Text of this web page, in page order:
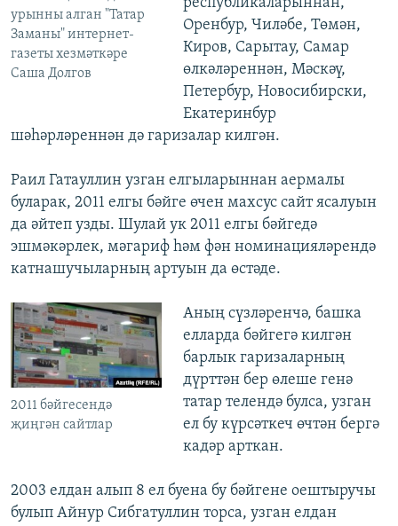
урынны алган "Татар
Заманы" интернет-
газеты хезмәткәре
Саша Долгов
республикаларыннан,
Оренбур, Чиләбе, Төмән,
Киров, Сарытау, Самар
өлкәләреннән, Мәскәү,
Петербур, Новосибирски,
Екатеринбур
шәһәрләреннән дә гаризалар килгән.
Раил Гатауллин узган елгыларыннан аермалы
буларак, 2011 елгы бәйге өчен махсус сайт ясалуын
да әйтеп узды. Шулай ук 2011 елгы бәйгедә
эшмәкәрлек, мәгариф һәм фән номинацияләрендә
катнашучыларның артуын да өстәде.
2011 бәйгесендә
җиңгән сайтлар
Аның сүзләренчә, башка
елларда бәйгегә килгән
барлык гаризаларның
дүрттән бер өлеше генә
татар телендә булса, узган
ел бу күрсәткеч өчтән бергә
кадәр арткан.
2003 елдан алып 8 ел буена бу бәйгене оештыручы
булып Айнур Сибгатуллин торса, узган елдан